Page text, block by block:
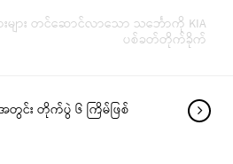
ျား တင်ဆောင်လာသော သင်္ဘောကို KIA
ပစ်ခတ်တိုက်ခိုက်
တွင်း တိုက်ပွဲ ၆ ကြိမ်ဖြစ်